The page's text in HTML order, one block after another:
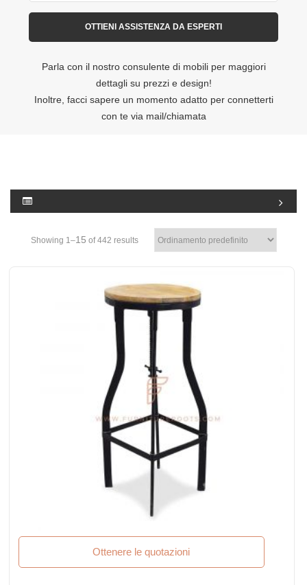
Parla con il nostro consulente di mobili per maggiori
dettagli su prezzi e design!
Inoltre, facci sapere un momento adatto per connetterti
con te via mail/chiamata
Showing 1–15 of 442 results
Ottenere le quotazioni